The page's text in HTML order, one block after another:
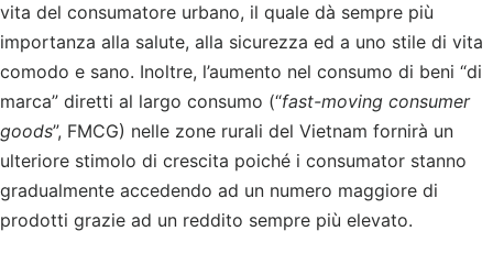
vita del consumatore urbano, il quale dà sempre più
importanza alla salute, alla sicurezza ed a uno stile di vita
comodo e sano. Inoltre, l’aumento nel consumo di beni “di
marca” diretti al largo consumo (“fast-moving consumer
goods”, FMCG) nelle zone rurali del Vietnam fornirà un
ulteriore stimolo di crescita poiché i consumator stanno
gradualmente accedendo ad un numero maggiore di
prodotti grazie ad un reddito sempre più elevato.